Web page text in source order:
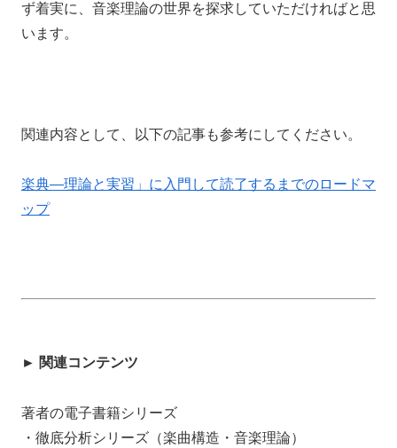
ず着実に、音楽理論の世界を探求していただければと思
います。
関連内容として、以下の記事も参考にしてください。
楽典―理論と実習」に入門して読了するまでのロードマ
ップ
► 関連コンテンツ
著者の電子書籍シリーズ
・徹底分析シリーズ（楽曲構造・音楽理論）